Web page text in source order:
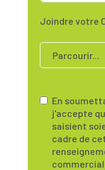
Joindre votre
Parcourir...
En
j'accepte
saisient
cadre de